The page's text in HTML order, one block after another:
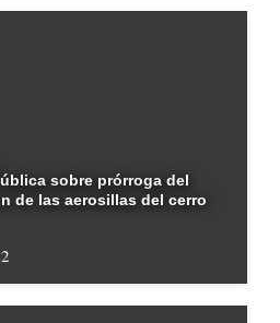
sobre prórroga del
de las aerosillas del cerro